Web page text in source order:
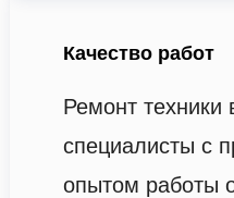
Качество работ
Ремонт
специалисты с
опытом работы